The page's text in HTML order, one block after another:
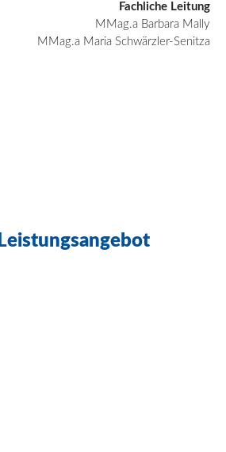
Fachliche Leitung
MMag.a Barbara Mally
MMag.a Maria Schwärzler-Senitza
Leistungsangebot